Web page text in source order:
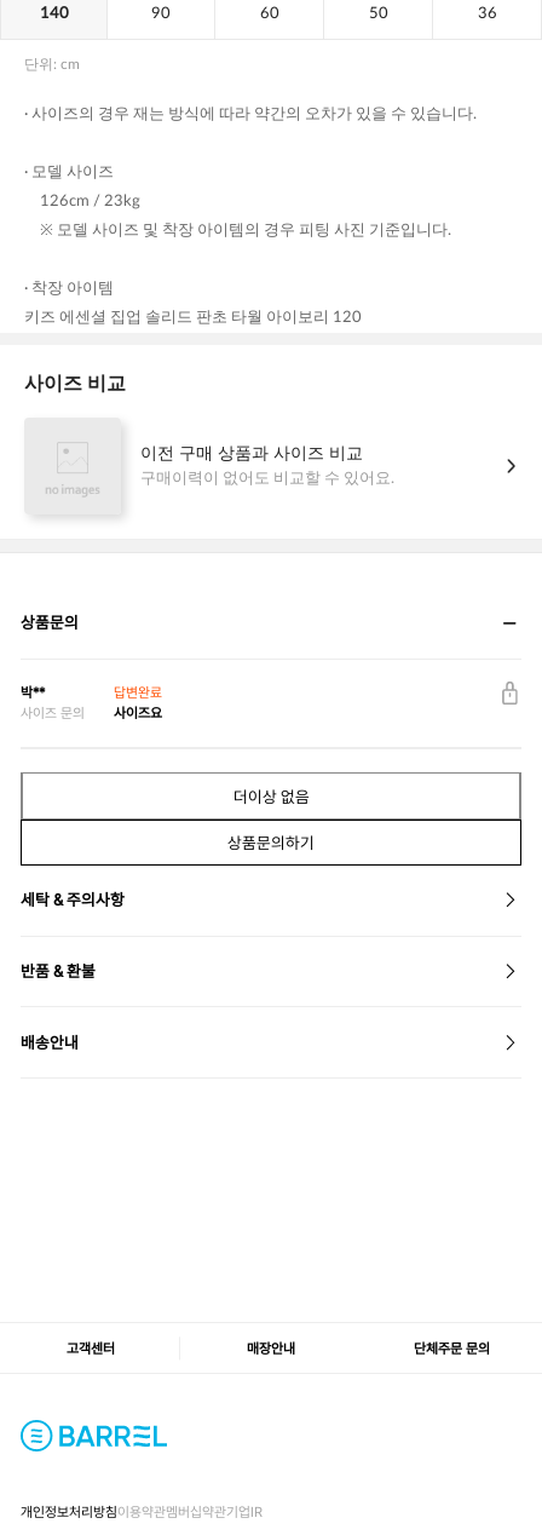
상품문의
박**
답변완료
사이즈 문의
사이즈요
더이상 없음
상품문의하기
세탁 & 주의사항
반품 & 환불
배송안내
고객센터 매장안내 단체주문 문의
개인정보처리방침이용약관멤버십약관기업IR